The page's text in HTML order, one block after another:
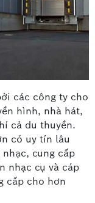
các công ty cho
hình, nhà hát,
cả du thuyền.
có uy tín lâu
cung cấp
nhạc cụ và cáp
cấp cho hơn